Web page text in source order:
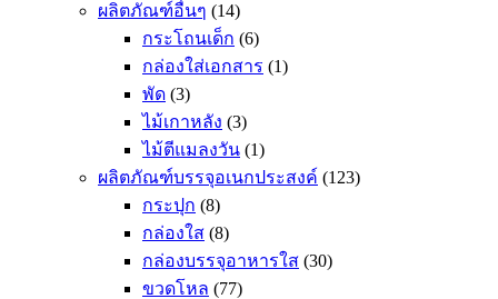
ผลิตภัณฑ์อื่นๆ (14)
กระโถนเด็ก (6)
กล่องใส่เอกสาร (1)
พัด (3)
ไม้เกาหลัง (3)
ไม้ตีแมลงวัน (1)
ผลิตภัณฑ์บรรจุอเนกประสงค์ (123)
กระปุก (8)
กล่องใส (8)
กล่องบรรจุอาหารใส (30)
ขวดโหล (77)